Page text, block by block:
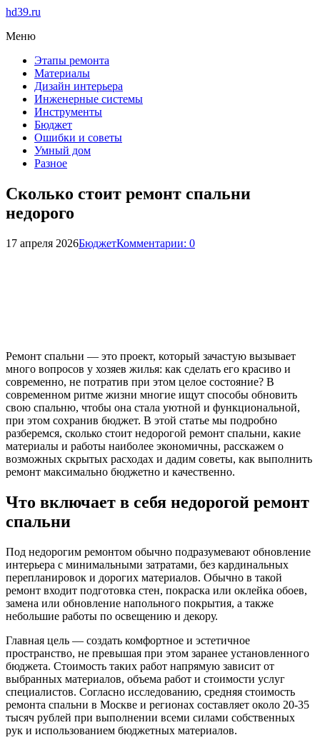
hd39.ru
Меню
Этапы ремонта
Материалы
Дизайн интерьера
Инженерные системы
Инструменты
Бюджет
Ошибки и советы
Умный дом
Разное
Сколько стоит ремонт спальни
недорого
17 апреля 2026БюджетКомментарии: 0
Ремонт спальни — это проект, который зачастую вызывает
много вопросов у хозяев жилья: как сделать его красиво и
современно, не потратив при этом целое состояние? В
современном ритме жизни многие ищут способы обновить
свою спальню, чтобы она стала уютной и функциональной,
при этом сохранив бюджет. В этой статье мы подробно
разберемся, сколько стоит недорогой ремонт спальни, какие
материалы и работы наиболее экономичны, расскажем о
возможных скрытых расходах и дадим советы, как выполнить
ремонт максимально бюджетно и качественно.
Что включает в себя недорогой ремонт
спальни
Под недорогим ремонтом обычно подразумевают обновление
интерьера с минимальными затратами, без кардинальных
перепланировок и дорогих материалов. Обычно в такой
ремонт входит подготовка стен, покраска или оклейка обоев,
замена или обновление напольного покрытия, а также
небольшие работы по освещению и декору.
Главная цель — создать комфортное и эстетичное
пространство, не превышая при этом заранее установленного
бюджета. Стоимость таких работ напрямую зависит от
выбранных материалов, объема работ и стоимости услуг
специалистов. Согласно исследованию, средняя стоимость
ремонта спальни в Москве и регионах составляет около 20-35
тысяч рублей при выполнении всеми силами собственных
рук и использованием бюджетных материалов.